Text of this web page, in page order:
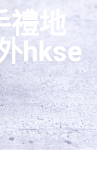
禮地
hkse